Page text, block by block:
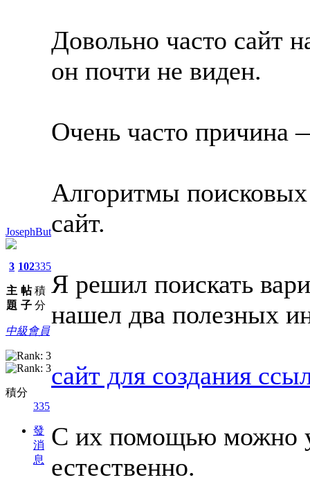
JosephBut
3
主
題
102
帖
子
335
積
分
中級會員
積分
335
發
消
息
Довольно часто сайт
он почти не виден.
Очень часто причина
Алгоритмы
сайт.
Я решил поискать
нашел два полезных
сайт для создания
С их помощью можно
естественно.